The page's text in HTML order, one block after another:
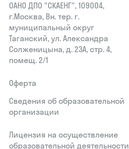
ОАНО ДПО "СКАЕНГ", 109004,
г.Москва, Вн. тер. г.
муниципальный округ
Таганский, ул. Александра
Солженицына, д. 23А, стр. 4,
помещ. 2/1
Оферта
Сведения об образовательной
организации
Лицензия на осуществление
образовательной деятельности